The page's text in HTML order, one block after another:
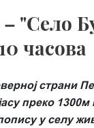
"Село
часова
страни
преко
у селу